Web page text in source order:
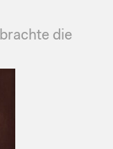
die